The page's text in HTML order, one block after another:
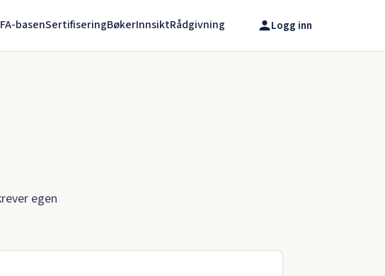
Logg inn
basenSertifiseringBøkerInnsiktRådgivning
egen